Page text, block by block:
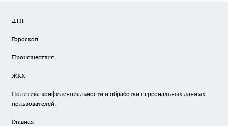
ДТП
Гороскоп
Происшествия
ЖКХ
Политика конфиденциальности и обработки персональных данных
пользователей.
Главная